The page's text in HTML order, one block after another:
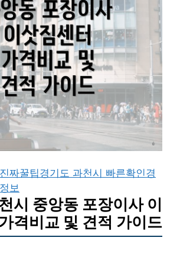
짜꿀팁경기도 과천시 빠른확인경
보
시 중앙동 포장이사 이
격비교 및 견적 가이드